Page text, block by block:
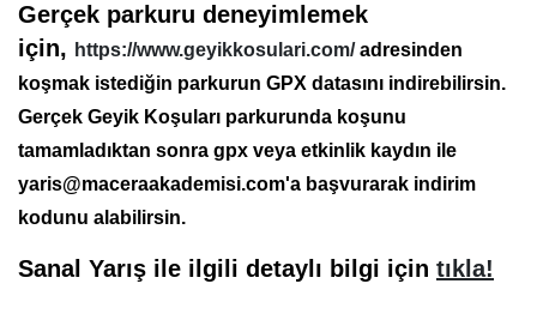
Gerçek parkuru deneyimlemek
için, https://www.geyikkosulari.com/adresinden
koşmak istediğin parkurun GPX datasını indirebilirsin.
Gerçek Geyik Koşuları parkurunda koşunu
tamamladıktan sonra gpx veya etkinlik kaydın ile
yaris@maceraakademisi.com'a başvurarak indirim
kodunu alabilirsin.
Sanal Yarış ile ilgili detaylı bilgi için tıkla!